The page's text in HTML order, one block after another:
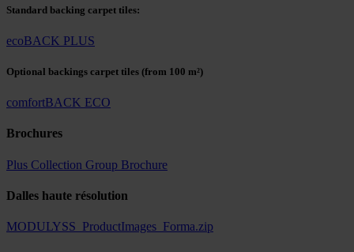
Standard backing carpet tiles:
ecoBACK PLUS
Optional backings carpet tiles (from 100 m²)
comfortBACK ECO
Brochures
Plus Collection Group Brochure
Dalles haute résolution
MODULYSS_ProductImages_Forma.zip